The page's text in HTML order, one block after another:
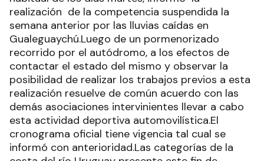
realización de la competencia suspendida la
semana anterior por las lluvias caídas en
Gualeguaychú.Luego de un pormenorizado
recorrido por el autódromo, a los efectos de
contactar el estado del mismo y observar la
posibilidad de realizar los trabajos previos a esta
realización resuelve de común acuerdo con las
demás asociaciones intervinientes llevar a cabo
esta actividad deportiva automovilística.El
cronograma oficial tiene vigencia tal cual se
informó con anterioridad.Las categorías de la